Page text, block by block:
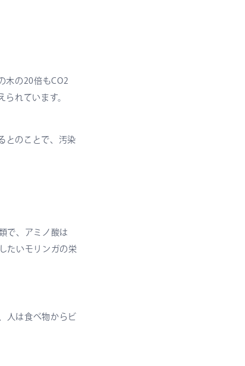
木の20倍もCO2
れています。
とのことで、汚染
で、アミノ酸は
たいモリンガの栄
人は食べ物からビ